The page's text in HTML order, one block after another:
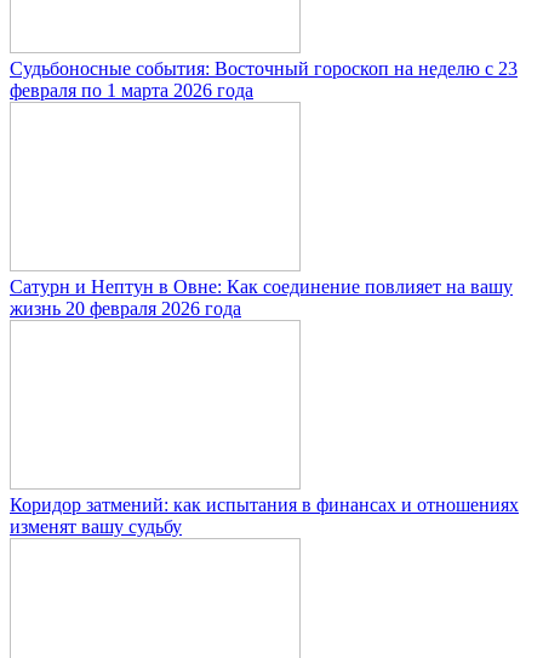
Судьбоносные события: Восточный гороскоп на неделю с 23
февраля по 1 марта 2026 года
Сатурн и Нептун в Овне: Как соединение повлияет на вашу
жизнь 20 февраля 2026 года
Коридор затмений: как испытания в финансах и отношениях
изменят вашу судьбу